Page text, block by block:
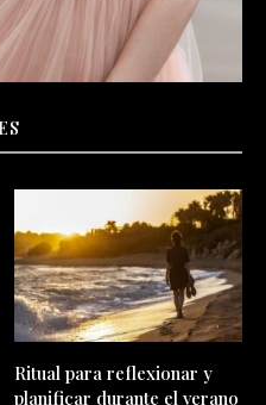
Ritual para reflexionar y
planificar durante el verano